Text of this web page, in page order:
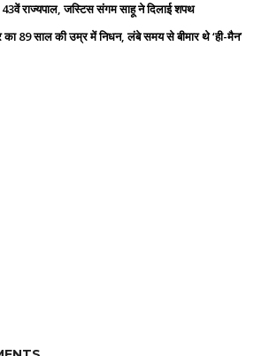
राज्यपाल, जस्टिस संगम साहू ने दिलाई शपथ
का 89 साल की उम्र में निधन, लंबे समय से बीमार थे ‘ही-मैन’